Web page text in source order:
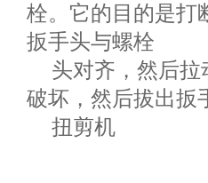
栓。它的目的是打
扳手头与螺栓
头对齐，然后
破坏，然后拔出扳
扭剪机